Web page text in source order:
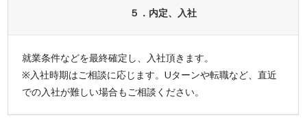
５．内定、入社
就業条件などを最終確定し、入社頂きます。
※入社時期はご相談に応じます。Uターンや転職など、直近
での入社が難しい場合もご相談ください。